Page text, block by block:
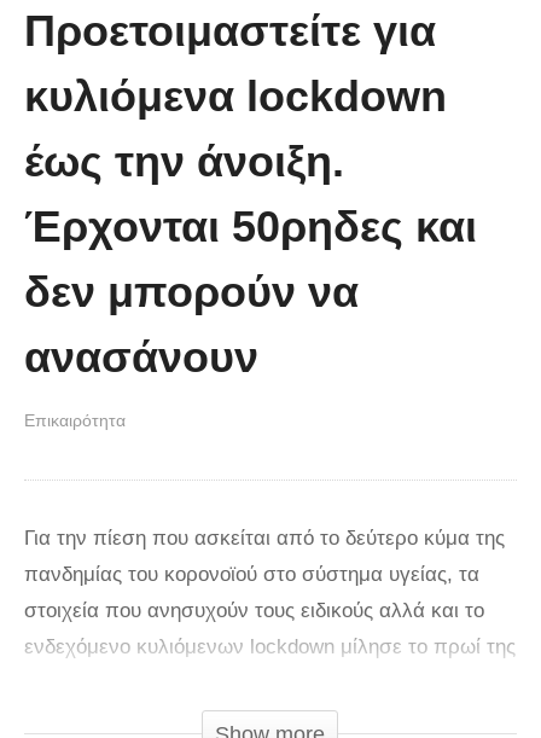
πρώτη στιγμή και συγκίνησε το
νοηματική με ένα μικρό κορίτσι
Προετοιμαστείτε για
κυλιόμενα lockdown
έως την άνοιξη.
Έρχονται 50ρηδες και
δεν μπορούν να
ανασάνουν
Επικαιρότητα
Για την πίεση που ασκείται από το δεύτερο κύμα της
πανδημίας του κορονοϊού στο σύστημα υγείας, τα
στοιχεία που ανησυχούν τους ειδικούς αλλά και το
ενδεχόμενο κυλιόμενων lockdown μίλησε το πρωί της
Σύψας. Σε δηλώσεις του στον ΣΚΑΪ, ο κ. Σύψας